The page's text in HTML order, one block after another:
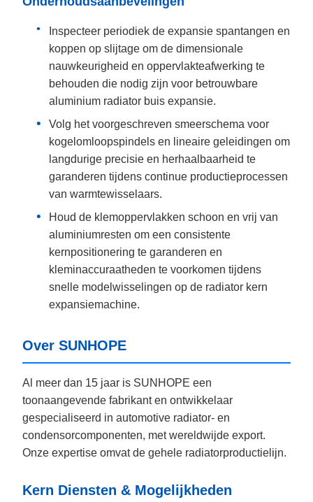
Inspecteer periodiek de expansie spantangen en
koppen op slijtage om de dimensionale
nauwkeurigheid en oppervlakteafwerking te
behouden die nodig zijn voor betrouwbare
aluminium radiator buis expansie.
Volg het voorgeschreven smeerschema voor
kogelomloopspindels en lineaire geleidingen om
langdurige precisie en herhaalbaarheid te
garanderen tijdens continue productieprocessen
van warmtewisselaars.
Houd de klemoppervlakken schoon en vrij van
aluminiumresten om een consistente
kernpositionering te garanderen en
kleminaccuraatheden te voorkomen tijdens
snelle modelwisselingen op de radiator kern
expansiemachine.
Over SUNHOPE
Al meer dan 15 jaar is SUNHOPE een
toonaangevende fabrikant en ontwikkelaar
gespecialiseerd in automotive radiator- en
condensorcomponenten, met wereldwijde export.
Onze expertise omvat de gehele radiatorproductielijn.
Kern Diensten & Mogelijkheden